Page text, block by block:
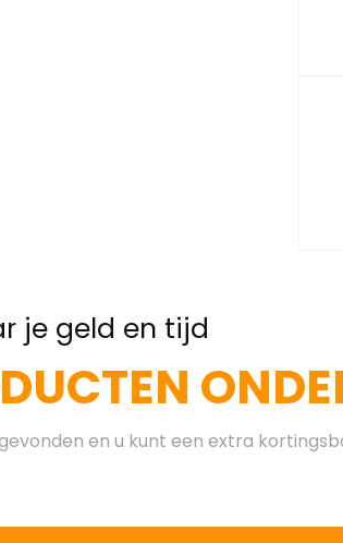
je geld en tijd
en u kunt een extra